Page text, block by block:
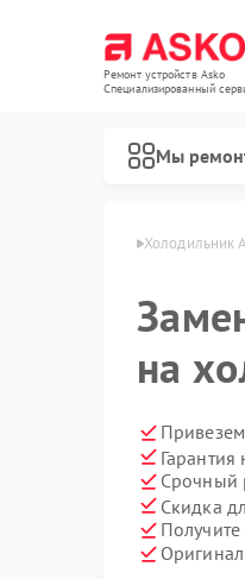
Ремонт устройств Asko
Специализированный
Мы
Asko в Перми Холодильник
на
Срочный
Скидка